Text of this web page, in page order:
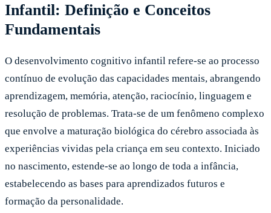
Infantil: Definição e Conceitos
Fundamentais
O desenvolvimento cognitivo infantil refere-se ao processo
contínuo de evolução das capacidades mentais, abrangendo
aprendizagem, memória, atenção, raciocínio, linguagem e
resolução de problemas. Trata-se de um fenômeno complexo
que envolve a maturação biológica do cérebro associada às
experiências vividas pela criança em seu contexto. Iniciado
no nascimento, estende-se ao longo de toda a infância,
estabelecendo as bases para aprendizados futuros e
formação da personalidade.